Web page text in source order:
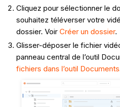
Cliquez pour sélectionner le
souhaitez téléverser votre
dossier. Voir Créer un dossier.
Glisser-déposer le fichier
panneau central de l’outil
fichiers dans l’outil Documents